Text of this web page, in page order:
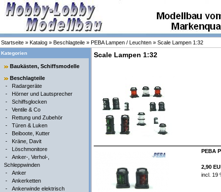
Startseite » Katalog » Beschlagteile » PEBA Lampen / Leuchten » Scale Lampen 1:32
Kategorien
Baukästen, Schiffsmodelle
Beschlagteile
- Radargeräte
- Hörner und Lautsprecher
- Schiffsglocken
- Ventile & Co
- Rettung und Zubehör
- Türen & Luken
- Beiboote, Kutter
- Kräne, Davit
- Löschmonitore
- Anker-, Verhol-,
Schleppwinden
- Anker
- Ankerketten
- Ankerwinde elektrisch
Scale Lampen 1:32
PEBA
2,90
incl. 19